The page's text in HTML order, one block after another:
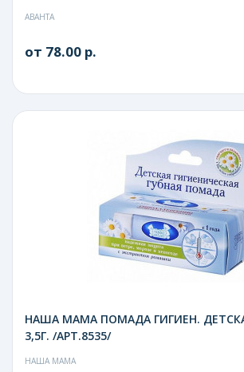
АВАНТА
от 78.00 р.
НАША МАМА ПОМАДА ГИГИЕН.
3,5Г. /АРТ.8535/
НАША МАМА